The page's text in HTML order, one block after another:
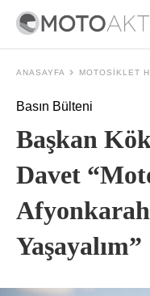
ANASAYFA MOTOSIKLET
Basın Bülteni
Başkan
Davet
Yaşayalım”